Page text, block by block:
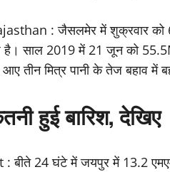
: जैसलमेर में शुक्रवार को
है। साल 2019 में 21 जून को
आए तीन मित्र पानी के तेज बहाव
हुई बारिश, देखिए
बीते 24 घंटे में जयपुर में 13.2